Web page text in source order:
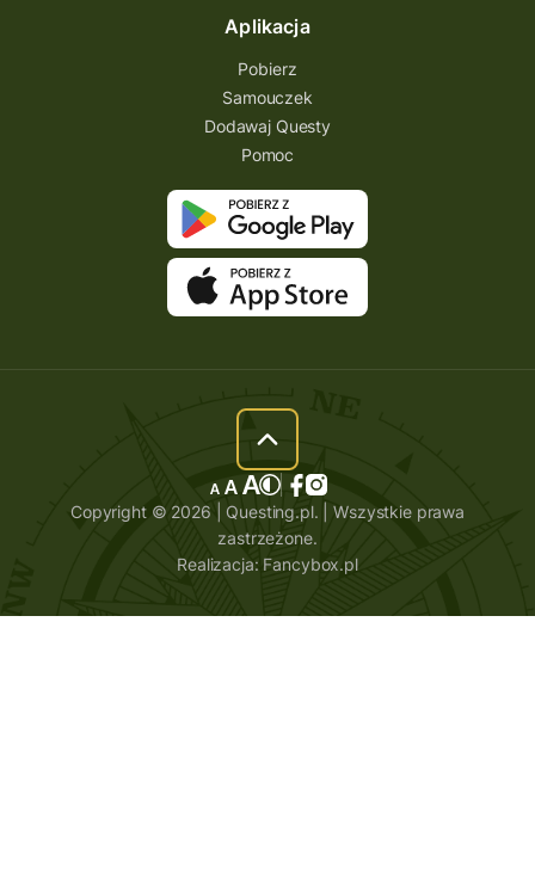
Aplikacja
Pobierz
Samouczek
Dodawaj Questy
Pomoc
Copyright © 2026 | Questing.pl. | Wszystkie prawa
zastrzeżone.
Realizacja: Fancybox.pl